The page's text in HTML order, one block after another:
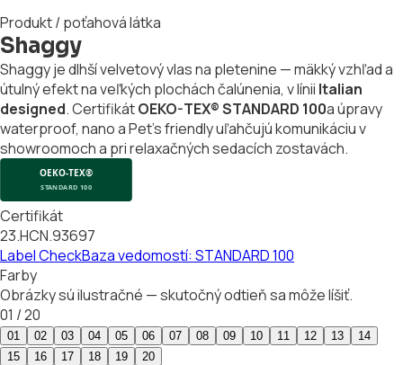
Produkt / poťahová látka
Shaggy
Shaggy je dlhší velvetový vlas na pletenine — mäkký vzhľad a
útulný efekt na veľkých plochách čalúnenia, v línii Italian
designed. CertifikátOEKO-TEX® STANDARD 100a úpravy
waterproof, nano a Pet's friendly uľahčujú komunikáciu v
showroomoch a pri relaxačných sedacích zostavách.
Certifikát
23.HCN.93697
Label CheckBaza vedomostí: STANDARD 100
Farby
Obrázky sú ilustračné — skutočný odtieň sa môže líšiť.
01 /20
01 02 03 04 05 06 07 08 09 10 11 12 13
14
15
16 17 18 19 20